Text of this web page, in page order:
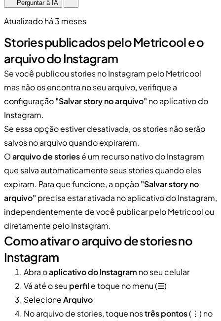
Perguntar à IA
Atualizado há 3 meses
Stories publicados pelo Metricool e o
arquivo do Instagram
Se você publicou stories no Instagram pelo Metricool
mas não os encontra no seu arquivo, verifique a
configuração"Salvar story no arquivo" no aplicativo do
Instagram.
Se essa opção estiver desativada, os stories não serão
salvos no arquivo quando expirarem.
Oarquivo de storiesé um recurso nativo do Instagram
que salva automaticamente seus stories quando eles
expiram. Para que funcione, a opção"Salvar story no
arquivo" precisa estar ativada no aplicativo do Instagram,
independentemente de você publicar pelo Metricool ou
diretamente pelo Instagram.
Como ativar o arquivo de stories no
Instagram
Abra oaplicativo do Instagram no seu celular
Vá até o seu perfile toque no menu (☰)
SelecioneArquivo
No arquivo de stories, toque nostrês pontos(⋮) no